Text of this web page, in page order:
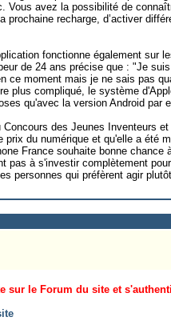
Vous avez la possibilité de
recharge, d’activer
fonctionne également sur
de 24 ans précise que : "Je
ce moment mais je ne sais pas
plus compliqué, le système
qu'avec la version Android par
des Jeunes Inventeurs
prix du numérique et qu'elle a été
France souhaite bonne chance
pas à s'investir complètement
personnes qui préfèrent agir
sur le Forum du site et